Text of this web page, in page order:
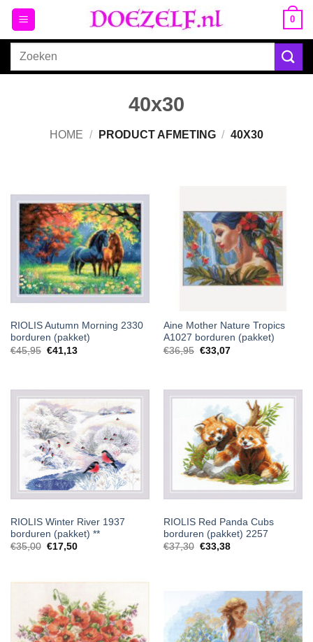
Ga
naar
inhoud
0
Zoeken
40x30
HOME / PRODUCT AFMETING / 40X30
RIOLIS Autumn Morning 2330
borduren (pakket)
€45,95 €41,13
Aine Mother Nature Tropics
A1027 borduren (pakket)
€36,95 €33,07
RIOLIS Winter River 1937
borduren (pakket) **
€35,00 Oorspronkelijke
€17,50Huidige
RIOLIS Red Panda Cubs
borduren (pakket) 2257
€37,30 €33,38